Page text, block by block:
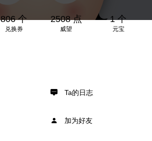
806 个
兑换券
2508 点
威望
1 个
元宝
Ta的日志
加为好友